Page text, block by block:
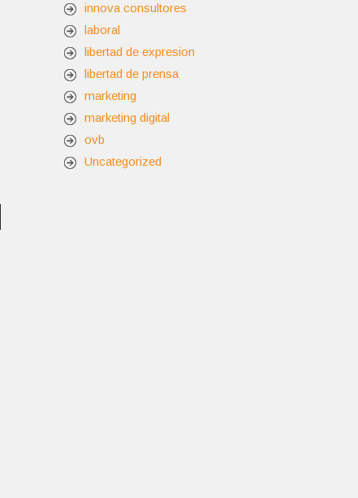
innova consultores
laboral
libertad de expresion
libertad de prensa
marketing
marketing digital
ovb
Uncategorized